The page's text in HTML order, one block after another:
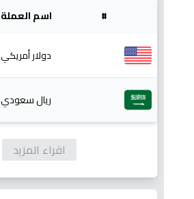
# اسم العملة
دولار أمريكي
ريال سعودي
اقراء المزيد